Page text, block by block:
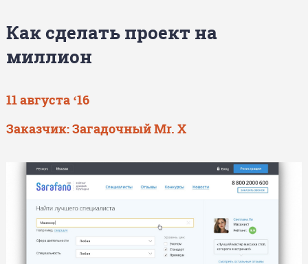
Как сделать проект на
миллион
11 августа ‘16
Заказчик:Загадочный Mr. X